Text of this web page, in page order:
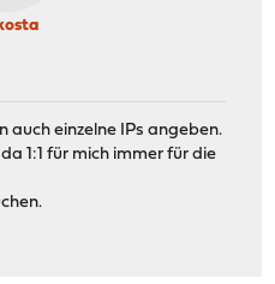
auch einzelne IPs angeben.
1:1 für mich immer für die